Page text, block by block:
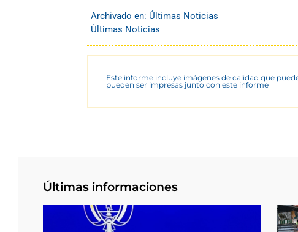
Archivado en: Últimas Noticias
Últimas Noticias
Este informe incluye imágenes de calidad que
pueden ser impresas junto con este informe
Últimas informaciones